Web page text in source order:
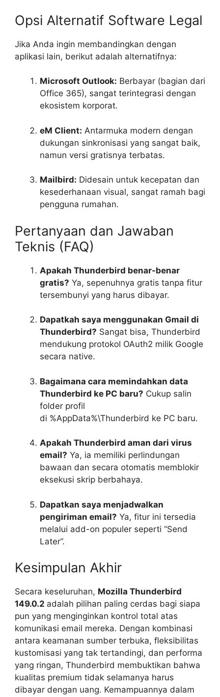
Opsi Alternatif Software Legal
Jika Anda ingin membandingkan dengan
aplikasi lain, berikut adalah alternatifnya:
Microsoft Outlook: Berbayar (bagian dari
Office 365), sangat terintegrasi dengan
ekosistem korporat.
eM Client: Antarmuka modern dengan
dukungan sinkronisasi yang sangat baik,
namun versi gratisnya terbatas.
Mailbird: Didesain untuk kecepatan dan
kesederhanaan visual, sangat ramah bagi
pengguna rumahan.
Pertanyaan dan Jawaban
Teknis (FAQ)
Apakah Thunderbird benar-benar
gratis? Ya, sepenuhnya gratis tanpa fitur
tersembunyi yang harus dibayar.
Dapatkah saya menggunakan Gmail di
Thunderbird? Sangat bisa, Thunderbird
mendukung protokol OAuth2 milik Google
secara native.
Bagaimana cara memindahkan data
Thunderbird ke PC baru? Cukup salin
folder profil
di %AppData%\Thunderbird ke PC baru.
Apakah Thunderbird aman dari virus
email? Ya, ia memiliki perlindungan
bawaan dan secara otomatis memblokir
eksekusi skrip berbahaya.
Dapatkan saya menjadwalkan
pengiriman email? Ya, fitur ini tersedia
melalui add-on populer seperti “Send
Later”.
Kesimpulan Akhir
Secara keseluruhan, Mozilla Thunderbird
149.0.2 adalah pilihan paling cerdas bagi siapa
pun yang menginginkan kontrol total atas
komunikasi email mereka. Dengan kombinasi
antara keamanan sumber terbuka, fleksibilitas
kustomisasi yang tak tertandingi, dan performa
yang ringan, Thunderbird membuktikan bahwa
kualitas premium tidak selamanya harus
dibayar dengan uang. Kemampuannya dalam